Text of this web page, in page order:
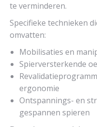
te verminderen.
Specifieke technieken
omvatten:
Mobilisaties en
Spierversterkende
ergonomie
Ontspannings- en
gespannen spieren